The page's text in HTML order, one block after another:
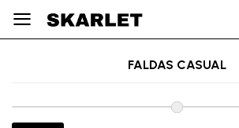

FALDAS CASUAL